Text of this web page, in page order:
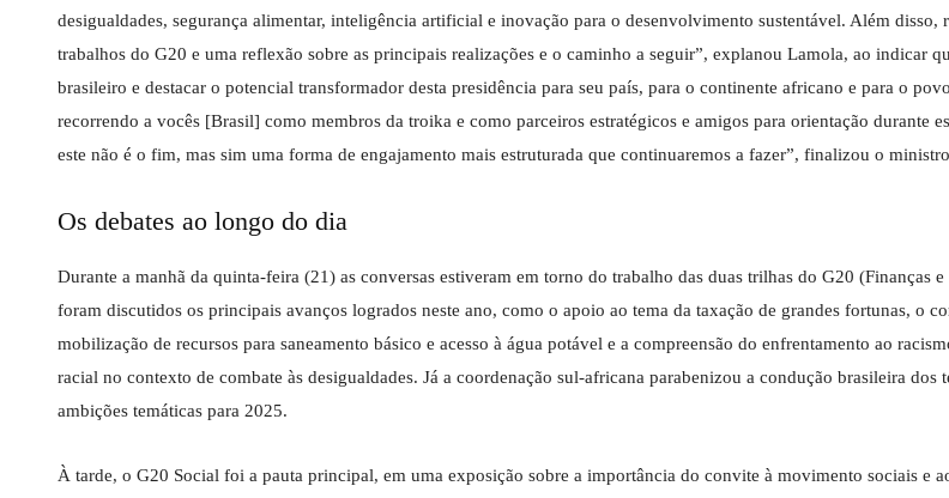
desigualdades, segurança alimentar, inteligência artificial e inovação para o desenvolvimento sustentável. Além disso,
trabalhos do G20 e uma reflexão sobre as principais realizações e o caminho a seguir”, explanou Lamola, ao indicar
brasileiro e destacar o potencial transformador desta presidência para seu país, para o continente africano e para o
recorrendo a vocês [Brasil] como membros da troika e como parceiros estratégicos e amigos para orientação durante
este não é o fim, mas sim uma forma de engajamento mais estruturada que continuaremos a fazer”, finalizou o
Os debates ao longo do dia
Durante a manhã da quinta-feira (21) as conversas estiveram em torno do trabalho das duas trilhas do G20 (Finanças e
foram discutidos os principais avanços logrados neste ano, como o apoio ao tema da taxação de grandes fortunas, o
mobilização de recursos para saneamento básico e acesso à água potável e a compreensão do enfrentamento ao
racial no contexto de combate às desigualdades. Já a coordenação sul-africana parabenizou a condução brasileira dos
ambições temáticas para 2025.
À tarde, o G20 Social foi a pauta principal, em uma exposição sobre a importância do convite à movimento sociais e